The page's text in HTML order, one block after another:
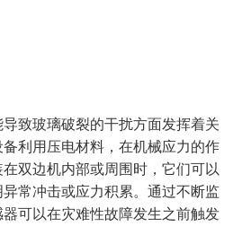
致玻璃破裂的干扰方面发挥着关
利用压电材料，在机械应力的作
双边机内部或周围时，它们可以
常冲击或应力积累。通过不断监
可以在灾难性故障发生之前触发